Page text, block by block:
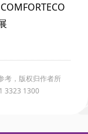
考，版权归作者所
3323 1300